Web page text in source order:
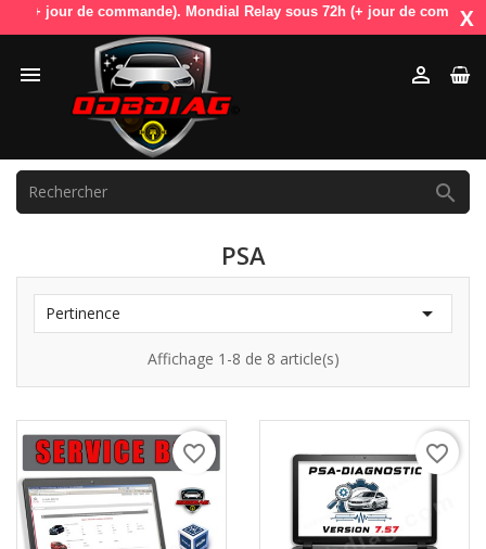
jour de commande). Mondial Relay sous 72h (+ jour de X
 

PSA
Pertinence 
Affichage 1-8 de 8 article(s)
favorite_border favorite_border